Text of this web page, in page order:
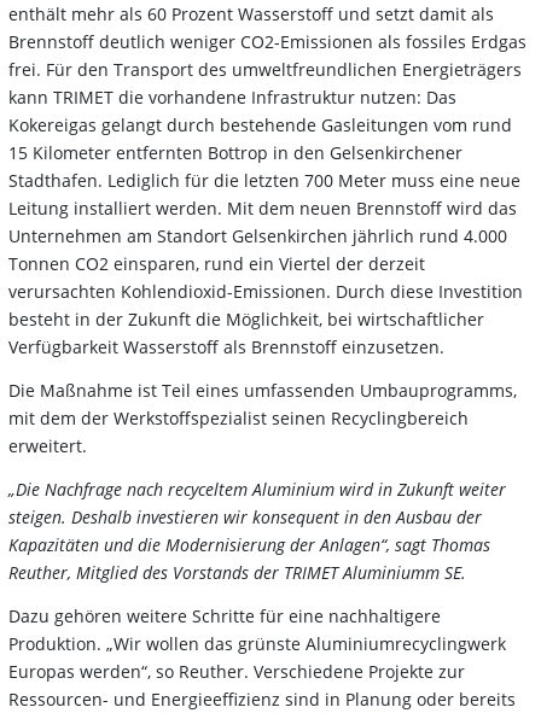
enthält mehr als 60 Prozent Wasserstoff und setzt damit als
Brennstoff deutlich weniger CO2-Emissionen als fossiles Erdgas
frei. Für den Transport des umweltfreundlichen Energieträgers
kann TRIMET die vorhandene Infrastruktur nutzen: Das
Kokereigas gelangt durch bestehende Gasleitungen vom rund
15 Kilometer entfernten Bottrop in den Gelsenkirchener
Stadthafen. Lediglich für die letzten 700 Meter muss eine neue
Leitung installiert werden. Mit dem neuen Brennstoff wird das
Unternehmen am Standort Gelsenkirchen jährlich rund 4.000
Tonnen CO2 einsparen, rund ein Viertel der derzeit
verursachten Kohlendioxid-Emissionen. Durch diese Investition
besteht in der Zukunft die Möglichkeit, bei wirtschaftlicher
Verfügbarkeit Wasserstoff als Brennstoff einzusetzen.
Die Maßnahme ist Teil eines umfassenden Umbauprogramms,
mit dem der Werkstoffspezialist seinen Recyclingbereich
erweitert.
„Die Nachfrage nach recyceltem Aluminium wird in Zukunft weiter
steigen. Deshalb investieren wir konsequent in den Ausbau der
Kapazitäten und die Modernisierung der Anlagen“, sagt Thomas
Reuther, Mitglied des Vorstands der TRIMET Aluminiumm SE.
Dazu gehören weitere Schritte für eine nachhaltigere
Produktion. „Wir wollen das grünste Aluminiumrecyclingwerk
Europas werden“, so Reuther. Verschiedene Projekte zur
Ressourcen- und Energieeffizienz sind in Planung oder bereits